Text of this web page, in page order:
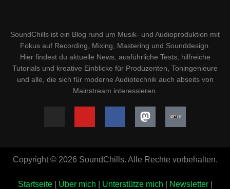
SoundChills ist ein Blog rund um Musik- und Audioproduktion mit
Fokus auf Recording, Mixing, Mastering und Sounddesign.
Hier findest du aktuelle News, ausführliche Tests, hilfreiche
Tutorials und kreative Einblicke für Produzenten, Toningenieure
und alle, die sich für moderne Audiotechnik auch abseits von
Mainstream interessieren.
Copyright © 2026 SoundChills. Alle Rechte vorbehalten.
Startseite| Über mich Unterstütze mich Newsletter|